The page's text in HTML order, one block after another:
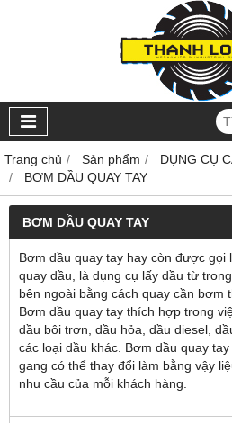
Trang chủ Sản phẩm
DỤNG CỤ
BƠM DẦU QUAY TAY
BƠM DẦU QUAY TAY
Bơm dầu quay tay hay còn được gọi
quay dầu, là dụng cụ lấy dầu từ
bên ngoài bằng cách quay cần bơm
Bơm dầu quay tay thích hợp trong
dầu bôi trơn, dầu hỏa, dầu diesel,
các loại dầu khác. Bơm dầu quay
gang có thể thay đổi làm bằng vậy
nhu cầu của mỗi khách hàng.